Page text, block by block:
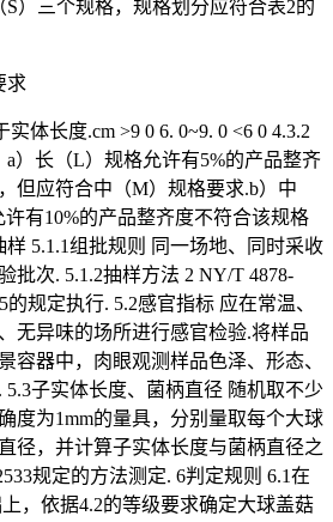
S）三个规格，规格划分应符合表2的
求
体长度.cm >9 0 6. 0~9. 0 <6 0 4.3.2
）长（L）规格允许有5%的产品整齐
但应符合中（M）规格要求.b）中
许有10%的产品整齐度不符合该规格
样 5.1.1组批规则 同一场地、同时采收
批次. 5.1.2抽样方法 2 NY/T 4878-
的规定执行. 5.2感官指标 应在常温、
无异味的场所进行感官检验.将样品
容器中，肉眼观测样品色泽、形态、
子实体长度、菌柄直径 随机取不少
度为1mm的量具，分别量取每个大球
径，并计算子实体长度与菌柄直径之
规定的方法测定. 6判定规则 6.1在
，依据4.2的等级要求确定大球盖菇